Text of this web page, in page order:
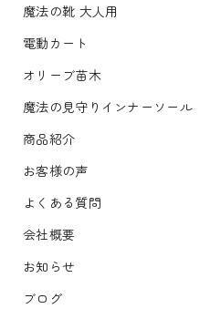
魔法の靴 大人用
電動カート
オリーブ苗木
魔法の見守りインナーソール
商品紹介
お客様の声
よくある質問
会社概要
お知らせ
ブログ